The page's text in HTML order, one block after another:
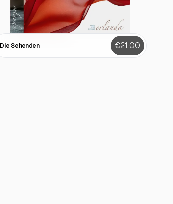
Die Sehenden €21.00